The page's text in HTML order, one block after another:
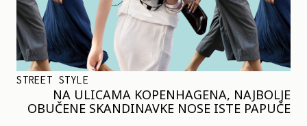
STREET STYLE
NA ULICAMA KOPENHAGENA, NAJBOLJE
OBUČENE SKANDINAVKE NOSE ISTE PAPUČE